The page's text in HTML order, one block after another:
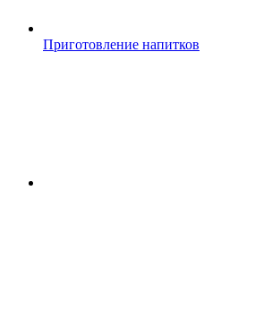
Приготовление напитков